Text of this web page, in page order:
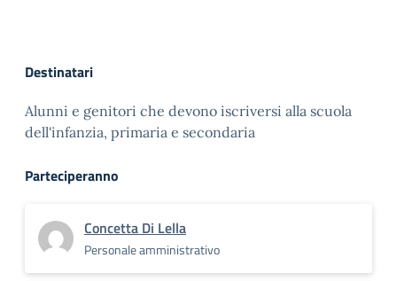
Destinatari
Alunni e genitori che devono iscriversi alla scuola
dell'infanzia, primaria e secondaria
Parteciperanno
Concetta Di Lella
Personale amministrativo